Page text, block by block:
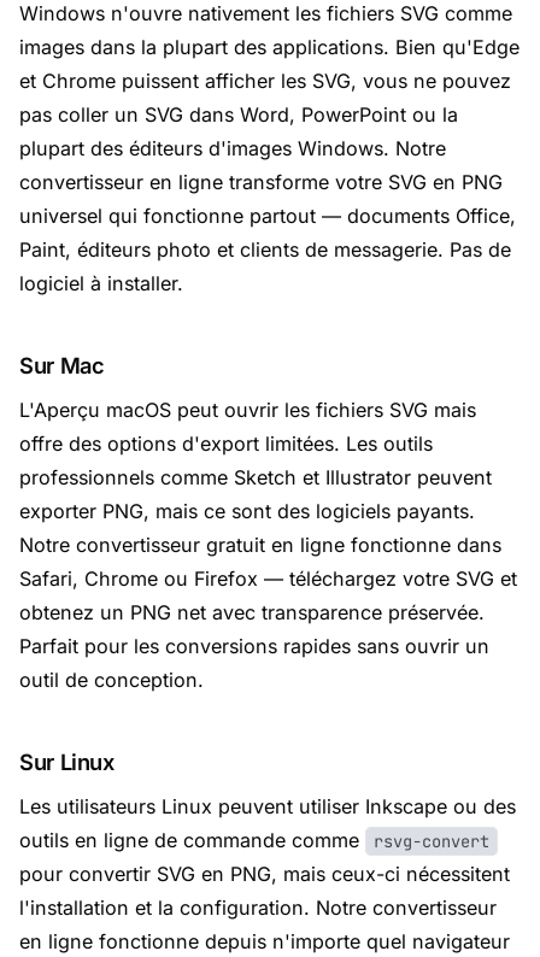
Windows n'ouvre nativement les fichiers SVG comme
images dans la plupart des applications. Bien qu'Edge
et Chrome puissent afficher les SVG, vous ne pouvez
pas coller un SVG dans Word, PowerPoint ou la
plupart des éditeurs d'images Windows. Notre
convertisseur en ligne transforme votre SVG en PNG
universel qui fonctionne partout — documents Office,
Paint, éditeurs photo et clients de messagerie. Pas de
logiciel à installer.
Sur Mac
L'Aperçu macOS peut ouvrir les fichiers SVG mais
offre des options d'export limitées. Les outils
professionnels comme Sketch et Illustrator peuvent
exporter PNG, mais ce sont des logiciels payants.
Notre convertisseur gratuit en ligne fonctionne dans
Safari, Chrome ou Firefox — téléchargez votre SVG et
obtenez un PNG net avec transparence préservée.
Parfait pour les conversions rapides sans ouvrir un
outil de conception.
Sur Linux
Les utilisateurs Linux peuvent utiliser Inkscape ou des
outils en ligne de commande comme
rsvg-convert
pour convertir SVG en PNG, mais ceux-ci nécessitent
l'installation et la configuration. Notre convertisseur
en ligne fonctionne depuis n'importe quel navigateur